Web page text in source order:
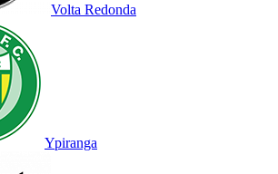
Volta Redonda
Ypiranga